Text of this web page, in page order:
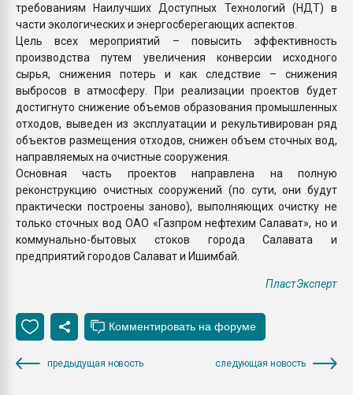
требованиям Наилучших Доступных Технологий (НДТ) в
части экологических и энергосберегающих аспектов.
Цель всех мероприятий – повысить эффективность
производства путем увеличения конверсии исходного
сырья, снижения потерь и как следствие – снижения
выбросов в атмосферу. При реализации проектов будет
достигнуто снижение объемов образования промышленных
отходов, выведен из эксплуатации и рекультивирован ряд
объектов размещения отходов, снижен объем сточных вод,
направляемых на очистные сооружения.
Основная часть проектов направлена на полную
реконструкцию очистных сооружений (по сути, они будут
практически построены заново), выполняющих очистку не
только сточных вод ОАО «Газпром нефтехим Салават», но и
коммунально-бытовых стоков города Салавата и
предприятий городов Салават и Ишимбай.
ПластЭксперт
предыдущая новость следующая новость